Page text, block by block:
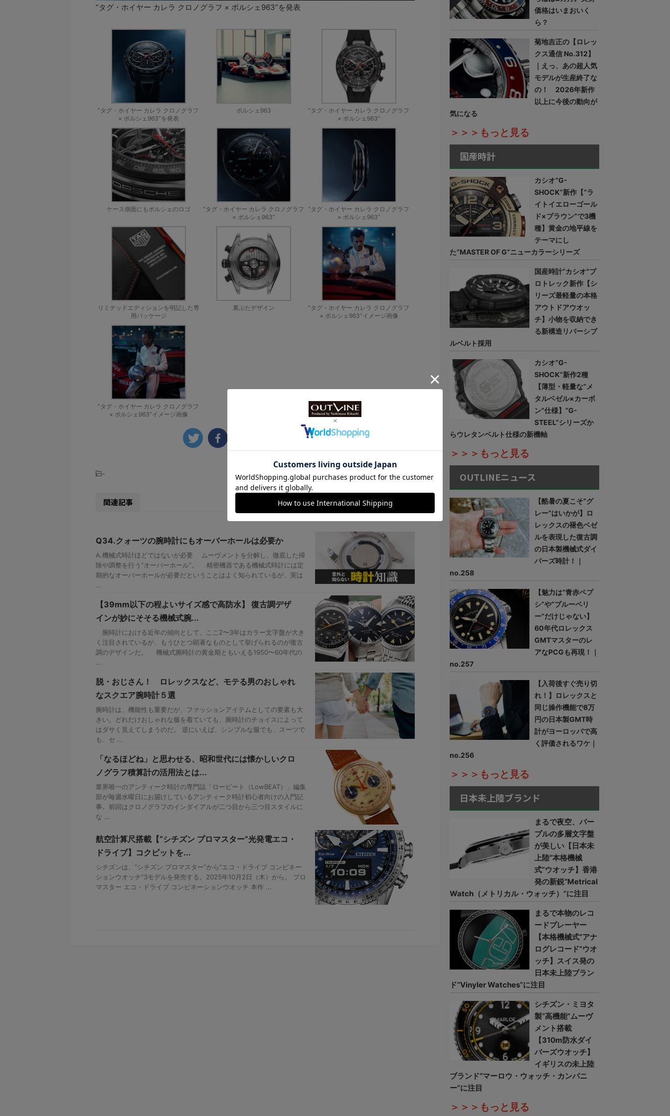
”タグ・ホイヤー カレラ クロノグラフ × ポルシェ963”を発表
”タグ・ホイヤー カレラ クロノグラフ
× ポルシェ963”を発表
ポルシェ963
“タグ・ホイヤー カレラ クロノグラフ
× ポルシェ963”
ケース側面にもポルシェのロゴ
“タグ・ホイヤー カレラ クロノグラフ
× ポルシェ963”
“タグ・ホイヤー カレラ クロノグラフ
× ポルシェ963”
リミテッドエディションを明記した専
用パッケージ
裏ぶたデザイン
”タグ・ホイヤー カレラ クロノグラフ
× ポルシェ963”イメージ画像
”タグ・ホイヤー カレラ クロノグラフ
× ポルシェ963”イメージ画像
-
関連記事
Q34.クォーツの腕時計にもオーバーホールは必要か
A.機械式時計ほどではないが必要 ムーヴメントを分解し、徹底した掃
除や調整を行う“オーバーホール”。 精密機器である機械式時計には定
期的なオーバーホールが必要だということはよく知られているが、実は
...
【39mm以下の程よいサイズ感で高防水】 復古調デザ
インが妙にそそる機械式腕...
腕時計における近年の傾向として、ここ2〜3年はカラー文字盤が大き
く注目されているが、もうひとつ顕著なものとして挙げられるのが復古
調のデザインだ。 機械式腕時計の黄金期ともいえる1950〜60年代の
...
脱・おじさん！ ロレックスなど、モテる男のおしゃれ
なスクエア腕時計５選
腕時計は、機能性も重要だが、ファッションアイテムとしての要素も大
きい。どれだけおしゃれな服を着ていても、腕時計のチョイスによって
はダサく見えてしまうのだ。 逆にいえば、シンプルな服でも、スーツで
も、セ ...
「なるほどね」と思わせる、昭和世代には懐かしいクロ
ノグラフ積算計の活用法とは...
業界唯一のアンティーク時計の専門誌「ロービート（LowBEAT）」編集
部が毎週水曜日にお届けしているアンティーク時計初心者向けの入門記
事。前回はクロノグラフのインダイアルが二つ目から三つ目スタイルに
な ...
航空計算尺搭載【“シチズン プロマスター”光発電エコ・
ドライブ】コクピットを...
シチズンは、”シチズン プロマスター”から“エコ・ドライブ コンビネー
ションウオッチ”3モデルを発売する。2025年10月2日（木）から。 プロ
マスター エコ・ドライブ コンビネーションウオッチ 本作 ...
価格はいまおいく
ら？
菊地吉正の【ロレッ
クス通信 No.312】
｜えっ、あの超人気
モデルが生産終了な
の！ 2026年新作
以上に今後の動向が
気になる
＞＞＞もっと見る
国産時計
カシオ“G-
SHOCK”新作【“ラ
イトイエローゴール
ド×ブラウン”で3機
種】黄金の地平線を
テーマにし
た“MASTER OF G”ニューカラーシリーズ
国産時計“カシオ”プ
ロトレック新作【シ
リーズ最軽量の本格
アウトドアウオッ
チ】小物を収納でき
る新構造リバーシブ
ルベルト採用
カシオ“G-
SHOCK”新作2種
【薄型・軽量な“メ
タルベゼル×カーボ
ン”仕様】“G-
STEEL”シリーズか
らウレタンベルト仕様の新機軸
＞＞＞もっと見る
OUTLINEニュース
【酷暑の夏こそ“グ
レー”はいかが】ロ
レックスの褪色ベゼ
ルを表現した復古調
の日本製機械式ダイ
バーズ時計！｜
no.258
【魅力は“青赤ペプ
シ”や“ブルーベリ
ー”だけじゃない】
60年代ロレックス
GMTマスターのレ
アなPCGも再現！｜
no.257
【入荷後すぐ売り切
れ！】ロレックスと
同じ操作機能で8万
円の日本製GMT時
計がヨーロッパで高
く評価されるワケ｜
no.256
＞＞＞もっと見る
日本未上陸ブランド
まるで夜空、パー
プルの多層文字盤
が美しい【日本未
上陸“本格機械
式”ウオッチ】香港
発の新鋭“Metrical
Watch（メトリカル・ウォッチ）”に注目
まるで本物のレコ
ードプレーヤー
【本格機械式“アナ
ログレコード”ウオ
ッチ】スイス発の
日本未上陸ブラン
ド“Vinyler Watches”に注目
シチズン・ミヨタ
製“高機能”ムーヴ
メント搭載
【310m防水ダイ
バーズウオッチ】
イギリスの未上陸
ブランド“マーロウ・ウォッチ・カンパニ
ー”に注目
＞＞＞もっと見る